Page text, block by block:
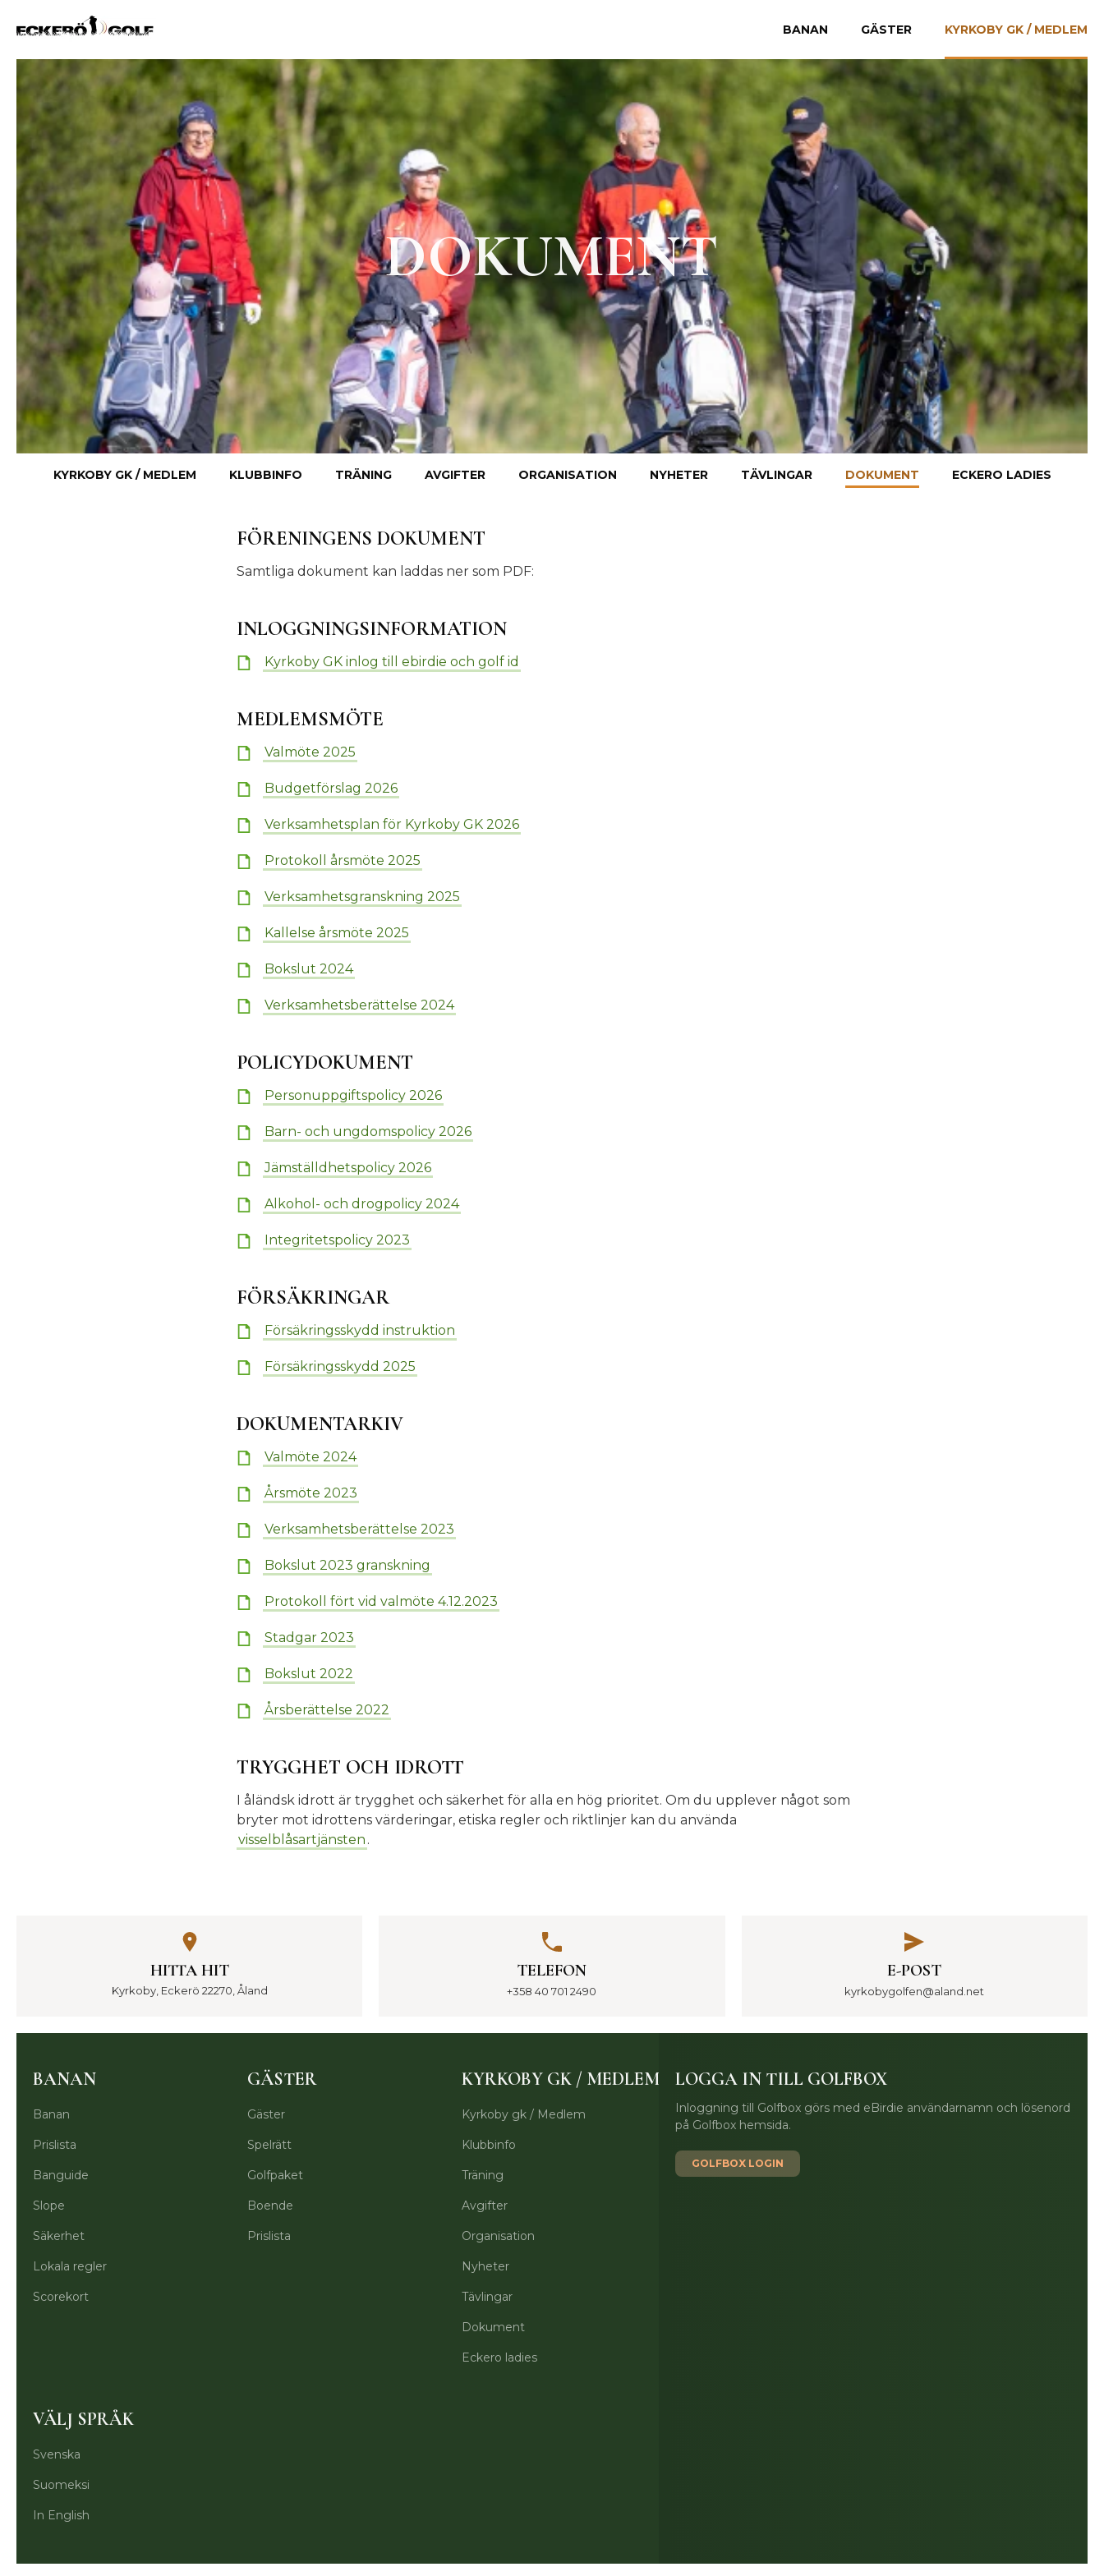
BANAN GÄSTER KYRKOBY GK / MEDLEM
DOKUMENT
KYRKOBY GK / MEDLEM KLUBBINFO TRÄNING AVGIFTER ORGANISATION NYHETER TÄVLINGAR DOKUMENT ECKERO LADIES
FÖRENINGENS DOKUMENT
Samtliga dokument kan laddas ner som PDF:
INLOGGNINGSINFORMATION
Kyrkoby GK inlog till ebirdie och golf id
MEDLEMSMÖTE
Valmöte 2025
Budgetförslag 2026
Verksamhetsplan för Kyrkoby GK 2026
Protokoll årsmöte 2025
Verksamhetsgranskning 2025
Kallelse årsmöte 2025
Bokslut 2024
Verksamhetsberättelse 2024
POLICYDOKUMENT
Personuppgiftspolicy 2026
Barn- och ungdomspolicy 2026
Jämställdhetspolicy 2026
Alkohol- och drogpolicy 2024
Integritetspolicy 2023
FÖRSÄKRINGAR
Försäkringsskydd instruktion
Försäkringsskydd 2025
DOKUMENTARKIV
Valmöte 2024
Årsmöte 2023
Verksamhetsberättelse 2023
Bokslut 2023 granskning
Protokoll fört vid valmöte 4.12.2023
Stadgar 2023
Bokslut 2022
Årsberättelse 2022
TRYGGHET OCH IDROTT
I åländsk idrott är trygghet och säkerhet för alla en hög prioritet. Om du upplever något som
bryter mot idrottens värderingar, etiska regler och riktlinjer kan du använda
visselblåsartjänsten .
HITTA HIT
Kyrkoby, Eckerö 22270, Åland
TELEFON
+358 40 701 2490
E-POST
kyrkobygolfen@aland.net
BANAN
Banan
Prislista
Banguide
Slope
Säkerhet
Lokala regler
Scorekort
GÄSTER
Gäster
Spelrätt
Golfpaket
Boende
Prislista
KYRKOBY GK / MEDLEM
Kyrkoby gk / Medlem
Klubbinfo
Träning
Avgifter
Organisation
Nyheter
Tävlingar
Dokument
Eckero ladies
VÄLJ SPRÅK
Svenska
Suomeksi
In English
LOGGA IN TILL GOLFBOX
Inloggning till Golfbox görs med eBirdie användarnamn och lösenord
på Golfbox hemsida.
GOLFBOX LOGIN